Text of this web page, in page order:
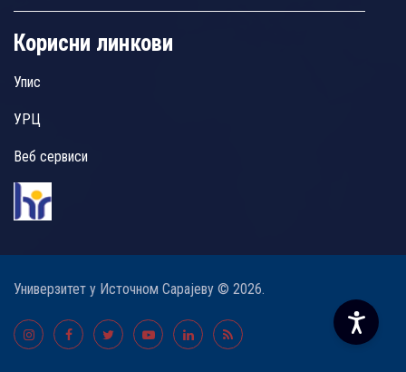
Корисни линкови
Упис
УРЦ
Веб сервиси
Универзитет у Источном Сарајеву © 2026.